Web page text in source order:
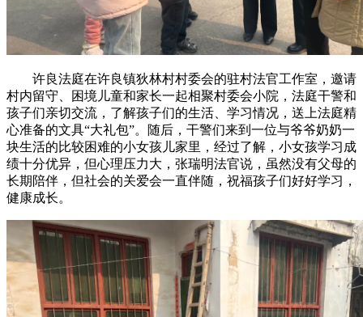
许良法庭在许良镇狄林村村委会的驻村法官工作室，邀请
村内留守、困境儿童和家长一起相聚村委会小院，法庭干警和
孩子们亲切交流，了解孩子们的生活、学习情况，送上法庭精
心准备的文具“大礼包”。随后，干警们来到一位与爷爷奶奶一
块生活的比较困难的小女孩儿家里，经过了解，小女孩学习成
绩十分优异，但心理压力大，张瑞明法官说，虽然没有父母的
长期陪伴，但社会的关爱会一直伴随，祝福孩子们好好学习，
健康成长。